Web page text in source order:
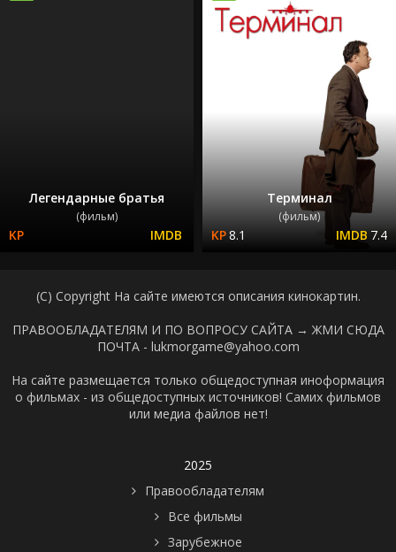
Легендарные братья
(фильм)
Терминал
(фильм)
8.1 7.4
(C) Copyright На сайте имеются описания кинокартин.
ПРАВООБЛАДАТЕЛЯМ И ПО ВОПРОСУ САЙТА → ЖМИ СЮДА
ПОЧТА - lukmorgame@yahoo.com
На сайте размещается только общедоступная иноформация
о фильмах - из общедоступных источников! Самих фильмов
или медиа файлов нет!
2025
Правообладателям
Все фильмы
Зарубежное